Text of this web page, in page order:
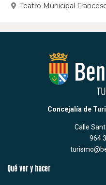
Teatro Municipal
Concejalía de
Calle
964
Qué ver y hacer